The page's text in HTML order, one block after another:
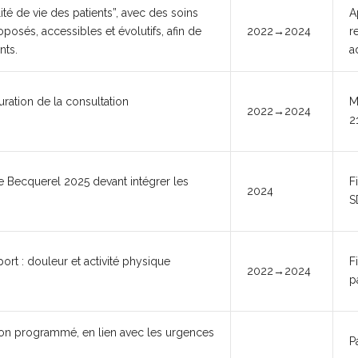
de vie des patients”, avec des soins
accessibles et évolutifs, afin de
2022→2024
de la consultation
2022→2024
Becquerel 2025 devant intégrer les
2024
: douleur et activité physique
2022→2024
programmé, en lien avec les urgences